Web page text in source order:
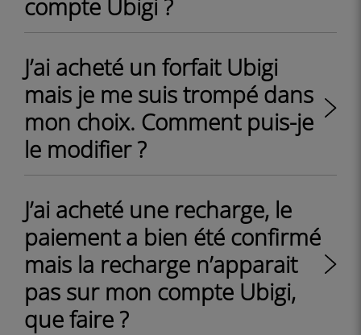
compte Ubigi ?
J’ai acheté un forfait Ubigi
mais je me suis trompé dans
mon choix. Comment puis-je
le modifier ?
J’ai acheté une recharge, le
paiement a bien été confirmé
mais la recharge n’apparait
pas sur mon compte Ubigi,
que faire ?